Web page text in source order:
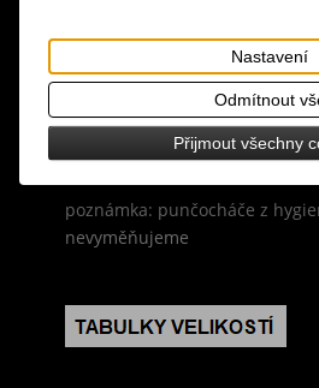
design: luxusní značkové
černá barva
velikost: universální XS-M -
cm, boky 86-101 cm
poznámka: punčocháče z
nevyměňujeme
Nastavení
Odmítnout
Přijmout všechny